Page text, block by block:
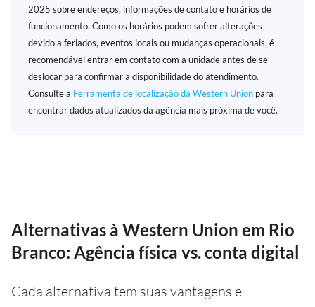
2025 sobre endereços, informações de contato e horários de
funcionamento. Como os horários podem sofrer alterações
devido a feriados, eventos locais ou mudanças operacionais, é
recomendável entrar em contato com a unidade antes de se
deslocar para confirmar a disponibilidade do atendimento.
Consulte a Ferramenta de localização da Western Union para
encontrar dados atualizados da agência mais próxima de você.
Alternativas à Western Union em Rio
Branco: Agência física vs. conta digital
Cada alternativa tem suas vantagens e